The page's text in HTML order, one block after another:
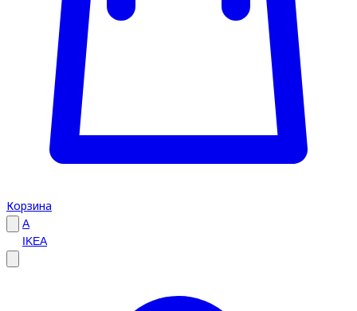
Корзина
A
IKEA